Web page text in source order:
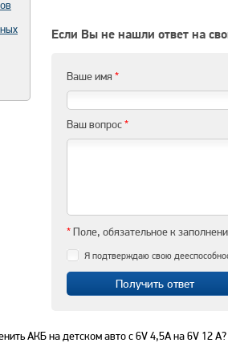
Если Вы не нашли ответ на
Ваше имя *
Ваш вопрос*
*Поле, обязательное к
Я подтверждаю свою
АКБ на детском авто с 6V 4,5А на 6V 12